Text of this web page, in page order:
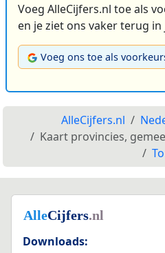
Voeg AlleCijfers.nl toe als
en je ziet ons vaker terug
Voeg ons toe als
AlleCijfers.nl
Kaart provincies,
Downloads: